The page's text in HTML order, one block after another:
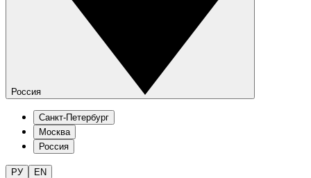
Россия
Санкт-Петербург
Москва
Россия
РУ EN